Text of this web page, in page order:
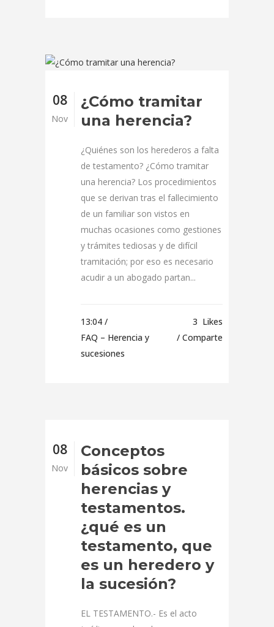
08
Nov
¿Cómo tramitar
una herencia?
¿Quiénes son los herederos a falta
de testamento? ¿Cómo tramitar
una herencia? Los procedimientos
que se derivan tras el fallecimiento
de un familiar son vistos en
muchas ocasiones como gestiones
y trámites tediosas y de difícil
tramitación; por eso es necesario
acudir a un abogado partan...
13:04 /
FAQ – Herencia y
sucesiones
3 Likes
Comparte
08
Nov
Conceptos
básicos sobre
herencias y
testamentos.
¿qué es un
testamento, que
es un heredero y
la sucesión?
EL TESTAMENTO.- Es el acto